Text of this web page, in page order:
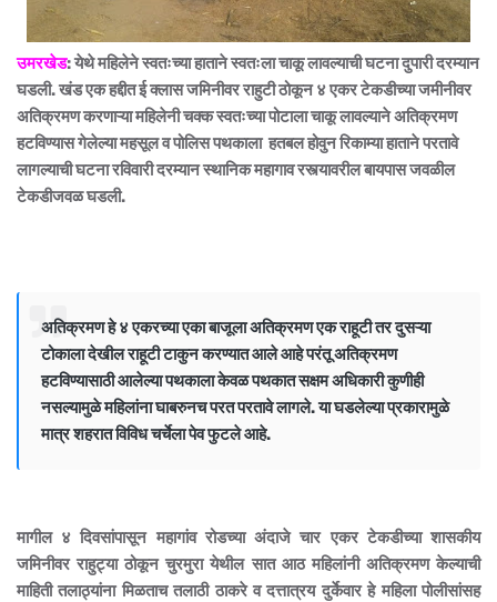
उमरखेड:येथे महिलेने स्वतःच्या हाताने स्वतःला चाकू लावल्याची घटना दुपारी दरम्यान
घडली.खंड एक हद्दीत ई क्लास जमिनीवर राहुटी ठोकून ४ एकर टेकडीच्या जमीनीवर
अतिक्रमण करणाऱ्या महिलेनी चक्क स्वतःच्या पोटाला चाकू लावल्याने अतिक्रमण
हटविण्यास गेलेल्या महसूल व पोलिस पथकाला हतबल होवुन रिकाम्या हाताने परतावे
लागल्याची घटना रविवारी दरम्यान स्थानिक महागाव रस्त्यावरील बायपास जवळील
टेकडीजवळ घडली.
अतिक्रमण हे ४ एकरच्या एका बाजूला अतिक्रमण एक राहूटी तर दुसऱ्या
टोकाला देखील राहूटी टाकुन करण्यात आले आहे परंतू अतिक्रमण
हटविण्यासाठी आलेल्या पथकाला केवळ पथकात सक्षम अधिकारी कुणीही
नसल्यामुळे महिलांना घाबरुनच परत परतावे लागले. या घडलेल्या प्रकारामुळे
मात्र शहरात विविध चर्चेला पेव फुटले आहे.
मागील ४ दिवसांपासून महागांव रोडच्या अंदाजे चार एकर टेकडीच्या शासकीय
जमिनीवर राहुट्या ठोकून चुरमुरा येथील सात आठ महिलांनी अतिक्रमण केल्याची
माहिती तलाठ्यांना मिळताच तलाठी ठाकरे व दत्तात्रय दुर्केवार हे महिला पोलीसांसह